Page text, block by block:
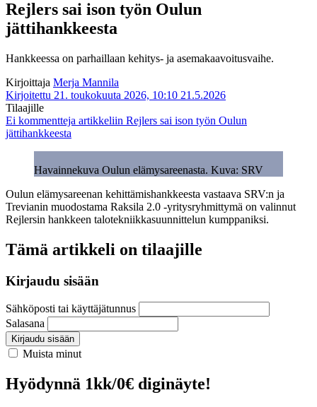
Rejlers sai ison työn Oulun
jättihankkeesta
Hankkeessa on parhaillaan kehitys- ja asemakaavoitusvaihe.
Kirjoittaja Merja Mannila
Kirjoitettu 21. toukokuuta 2026, 10:10 21.5.2026
Tilaajille
Ei kommentteja artikkeliin Rejlers sai ison työn Oulun
jättihankkeesta
Havainnekuva Oulun elämysareenasta. Kuva: SRV
Oulun elämysareenan kehittämishankkeesta vastaava SRV:n ja
Trevianin muodostama Raksila 2.0 -yritysryhmittymä on valinnut
Rejlersin hankkeen talotekniikkasuunnittelun kumppaniksi.
Tämä artikkeli on tilaajille
Kirjaudu sisään
Sähköposti tai käyttäjätunnus
Salasana
Kirjaudu sisään
Muista minut
Hyödynnä 1kk/0€ diginäyte!